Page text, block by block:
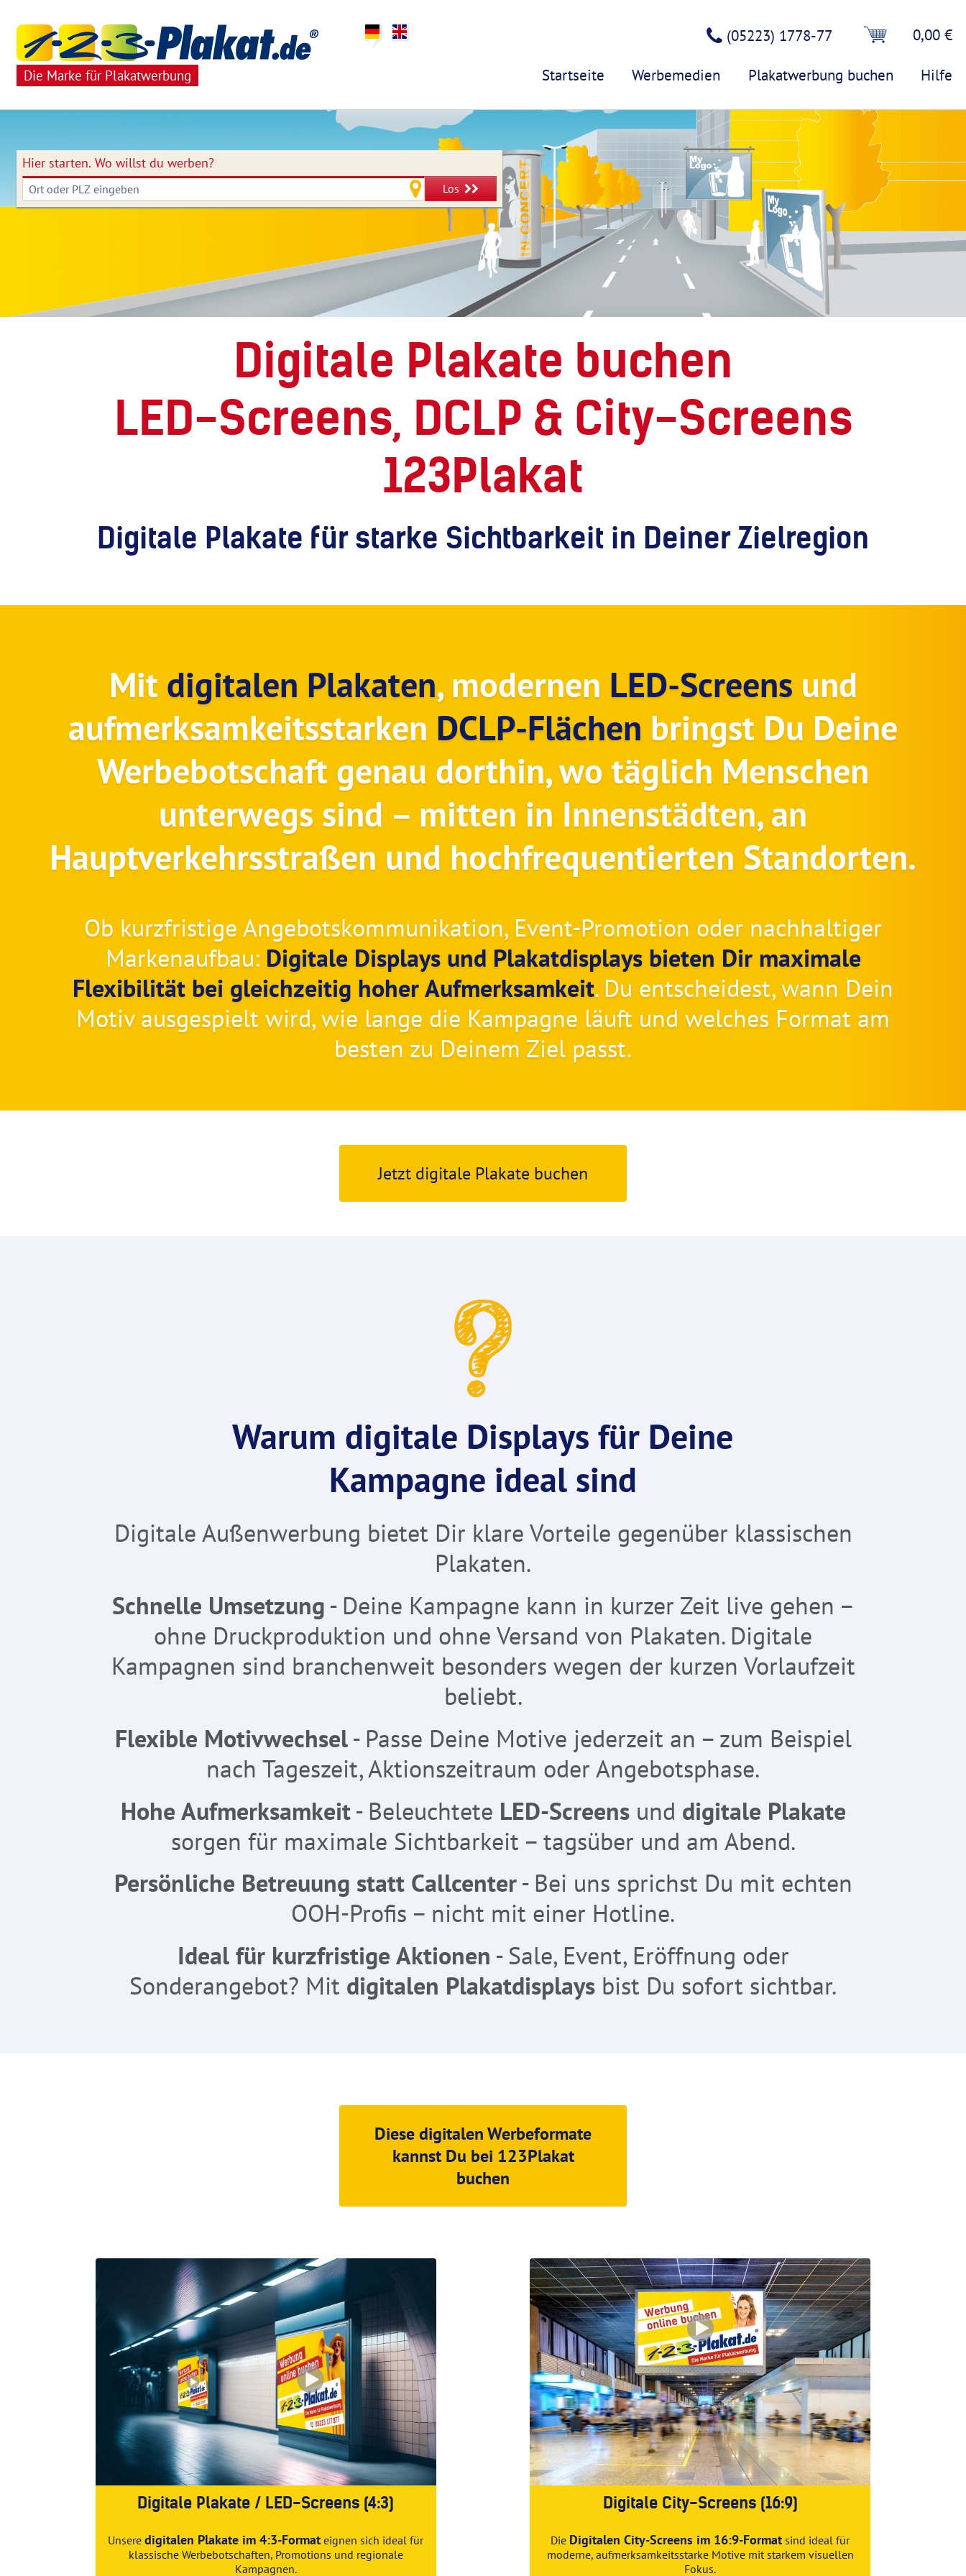
Die Marke für Plakatwerbung
(05223) 1778-77 0,00 €
Startseite Werbemedien Plakatwerbung buchen Hilfe
Hier starten. Wo willst du werben?
Los
Digitale Plakate buchen
LED-Screens, DCLP & City-Screens
123Plakat
Digitale Plakate für starke Sichtbarkeit in Deiner Zielregion
Mit digitalen Plakaten, modernen LED-Screens und
aufmerksamkeitsstarken DCLP-Flächen bringst Du Deine
Werbebotschaft genau dorthin, wo täglich Menschen
unterwegs sind – mitten in Innenstädten, an
Hauptverkehrsstraßen und hochfrequentierten Standorten.
Ob kurzfristige Angebotskommunikation, Event-Promotion oder nachhaltiger
Markenaufbau: Digitale Displays und Plakatdisplays bieten Dir maximale
Flexibilität bei gleichzeitig hoher Aufmerksamkeit. Du entscheidest, wann Dein
Motiv ausgespielt wird, wie lange die Kampagne läuft und welches Format am
besten zu Deinem Ziel passt.
Jetzt digitale Plakate buchen
Warum digitale Displays für Deine
Kampagne ideal sind
Digitale Außenwerbung bietet Dir klare Vorteile gegenüber klassischen
Plakaten.
Schnelle Umsetzung - Deine Kampagne kann in kurzer Zeit live gehen –
ohne Druckproduktion und ohne Versand von Plakaten. Digitale
Kampagnen sind branchenweit besonders wegen der kurzen Vorlaufzeit
beliebt.
Flexible Motivwechsel- Passe Deine Motive jederzeit an – zum Beispiel
nach Tageszeit, Aktionszeitraum oder Angebotsphase.
Hohe Aufmerksamkeit- Beleuchtete LED-Screensund digitale Plakate
sorgen für maximale Sichtbarkeit – tagsüber und am Abend.
Persönliche Betreuung statt Callcenter- Bei uns sprichst Du mit echten
OOH-Profis – nicht mit einer Hotline.
Ideal für kurzfristige Aktionen - Sale, Event, Eröffnung oder
Sonderangebot? Mit digitalen Plakatdisplays bist Du sofort sichtbar.
Diese digitalen Werbeformate
kannst Du bei 123Plakat
buchen
Digitale Plakate / LED-Screens (4:3)
Unseredigitalen Plakate im 4:3-Format eignen sich ideal für
klassische Werbebotschaften, Promotions und regionale
Kampagnen.
Digitale City-Screens (16:9)
Die Digitalen City-Screens im 16:9-Format sind ideal für
moderne, aufmerksamkeitsstarke Motive mit starkem visuellen
Fokus.